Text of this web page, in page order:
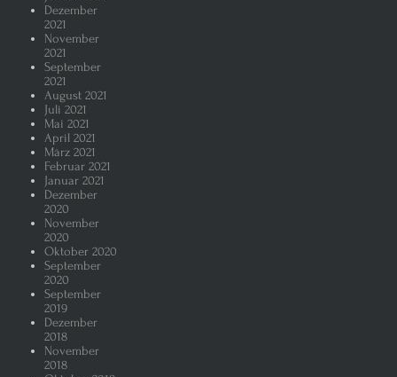
Dezember
2021
November
2021
September
2021
August 2021
Juli 2021
Mai 2021
April 2021
März 2021
Februar 2021
Januar 2021
Dezember
2020
November
2020
Oktober 2020
September
2020
September
2019
Dezember
2018
November
2018